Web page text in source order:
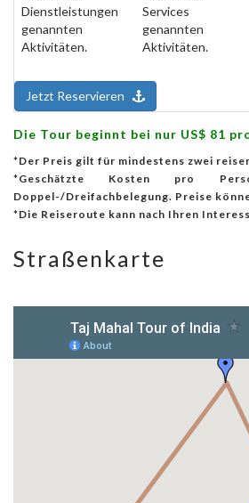
Dienstleistungen
genannten
Aktivitäten.
Services
genannten
Aktivitäten.
Jetzt Reservieren
Die Tour beginnt bei nur US$ 81
*Der Preis gilt für mindestens zwei
*Geschätzte Kosten pro
Doppel-/Dreifachbelegung. Preise
*Die Reiseroute kann nach Ihren
Straßenkarte